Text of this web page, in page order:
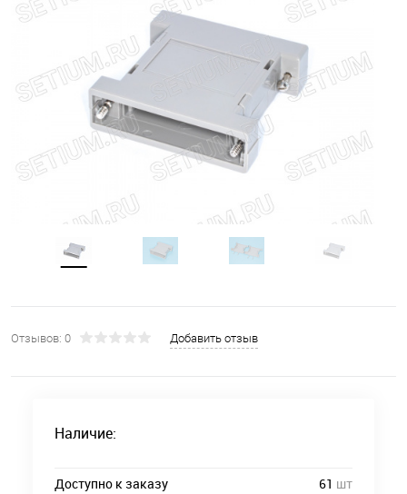
Отзывов: 0 Добавить отзыв
Наличие:
Доступно к заказу 61 шт